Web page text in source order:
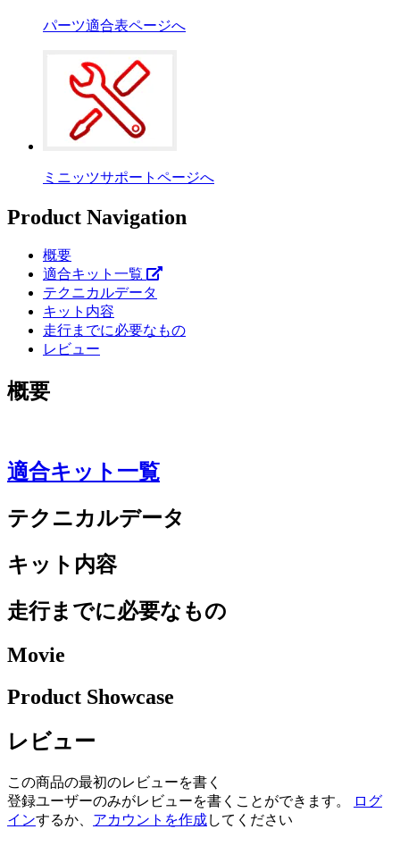
パーツ適合表ページへ
ミニッツサポートページへ
Product Navigation
概要
適合キット一覧
テクニカルデータ
キット内容
走行までに必要なもの
レビュー
概要
適合キット一覧
テクニカルデータ
キット内容
走行までに必要なもの
Movie
Product Showcase
レビュー
この商品の最初のレビューを書く
登録ユーザーのみがレビューを書くことができます。
ログ
インするか、 アカウントを作成してください